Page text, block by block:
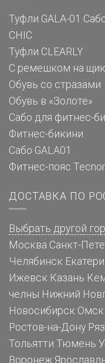
Туфли GALA-01
CHIC
Туфли CLEARLY
С ремешком на
Обувь со стразами
Обувь в «Золоте»
Сабо для фитнес-
Фитнес-бикини
Сабо GALA01
Фитнес-пояс
ДОСТАВКА ПО
Выбрать другой
Москва Санкт-
Челябинск
Ижевск Казань
челны Нижний
Новосибирск Омск
Ростов-на-Дону
Тольятти Тюмень
Воронеж